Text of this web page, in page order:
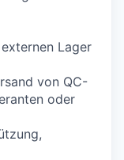
Lager
von QC-
oder